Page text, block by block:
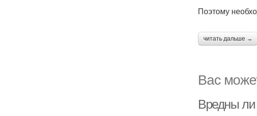
Поэтому
читать дальше →
Вас
Вредны